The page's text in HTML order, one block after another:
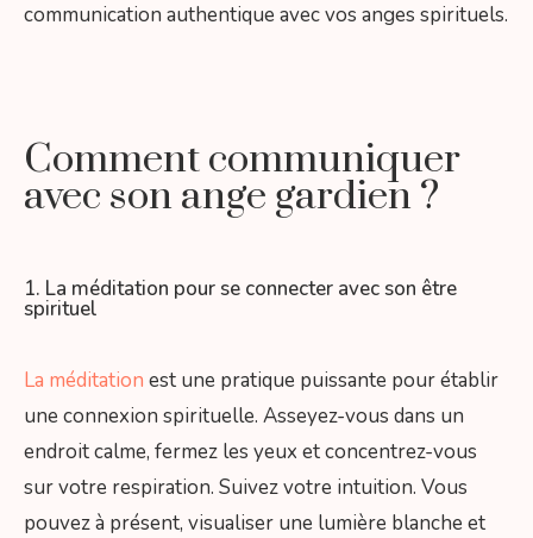
communication authentique avec vos anges spirituels.
Comment communiquer
avec son ange gardien ?
1. La méditation pour se connecter avec son être
spirituel
La méditation est une pratique puissante pour établir
une connexion spirituelle. Asseyez-vous dans un
endroit calme, fermez les yeux et concentrez-vous
sur votre respiration. Suivez votre intuition. Vous
pouvez à présent, visualiser une lumière blanche et